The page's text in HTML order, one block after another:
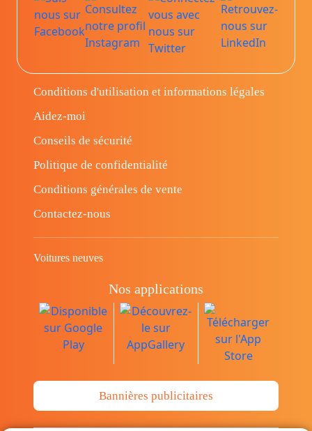
Conditions d'utilisation et informations légales
Aidez-moi
Conseils de sécurité
Politique de confidentialité
Conditions générales de vente
Contactez-nous
Voitures neuves
Nos applications
Bannières publicitaires